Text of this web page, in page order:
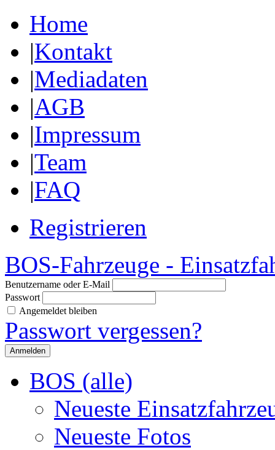
Home
|Kontakt
|Mediadaten
|AGB
|Impressum
|Team
|FAQ
Registrieren
BOS-Fahrzeuge -
Benutzername oder E-Mail
Passwort
Angemeldet bleiben
Passwort vergessen?
BOS (alle)
Neueste
Neueste Fotos